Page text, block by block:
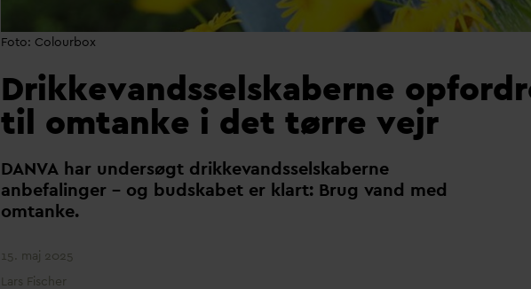
Foto: Colourbox
Drikkevandsselskaberne
til omtanke i det tørre vejr
DANVA har undersøgt drikkevandsselskaberne
anbefalinger – og budskabet er klart: Brug vand med
omtanke.
15. maj 2025
Lars Fischer